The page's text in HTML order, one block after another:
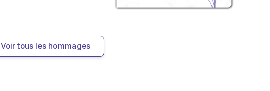
Voir tous les hommages